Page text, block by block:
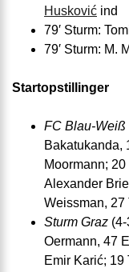
Husković ind
79′ Sturm:
79′ Sturm: M.
Startopstillinger
FC Blau-Weiß
Bakatukanda,
Moormann;
Alexander
Weissman,
Sturm Graz
Oermann, 47
Emir Karić; 19